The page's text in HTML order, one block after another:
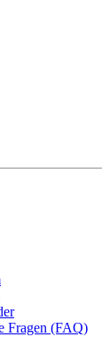
Fragen (FAQ)